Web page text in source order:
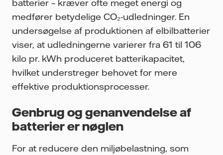
batterier – kræver ofte meget energi og
medfører betydelige CO₂-udledninger. En
undersøgelse af produktionen af elbilbatterier
viser, at udledningerne varierer fra 61 til 106
kilo pr. kWh produceret batterikapacitet,
hvilket understreger behovet for mere
effektive produktionsprocesser.
Genbrug og genanvendelse af
batterier er nøglen
For at reducere den miljøbelastning, som